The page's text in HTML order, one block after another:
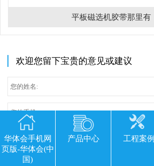
平板磁选机胶带那里有
欢迎您留下宝贵的意见或建议
华体会手机网
页版-华体会(中
国)
产品中心 工程案例